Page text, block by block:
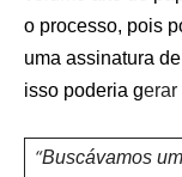
o processo, pois
uma assinatura
isso poderia gerar
“Buscávamos